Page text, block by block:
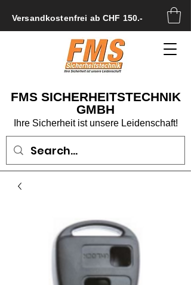
FMS SICHERHEITSTECHNIK
GMBH
Ihre Sicherheit ist unsere Leidenschaft!
Versandkostenfrei ab CHF 150.-